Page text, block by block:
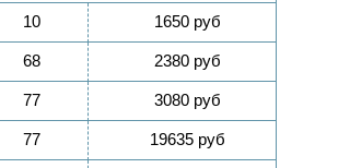
10 1650 руб
68 2380 руб
77 3080 руб
77 19635 руб